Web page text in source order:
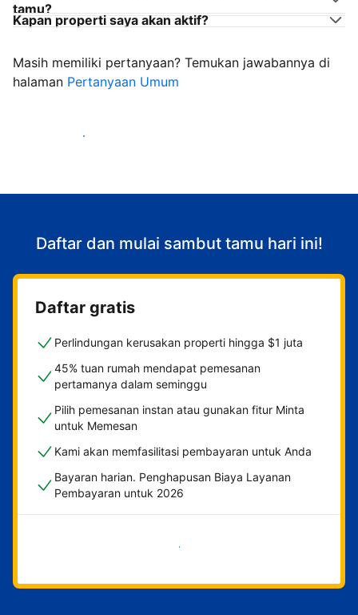
tamu?
Kapan properti saya akan aktif?
Masih memiliki pertanyaan? Temukan jawabannya di
halaman Pertanyaan Umum
Mulai sambut tamu
Daftar dan mulai sambut tamu hari ini!
Daftar gratis
Perlindungan kerusakan properti hingga $1 juta
45% tuan rumah mendapat pemesanan
pertamanya dalam seminggu
Pilih pemesanan instan atau gunakan fitur Minta
untuk Memesan
Kami akan memfasilitasi pembayaran untuk Anda
Bayaran harian. Penghapusan Biaya Layanan
Pembayaran untuk 2026
Mulai sekarang